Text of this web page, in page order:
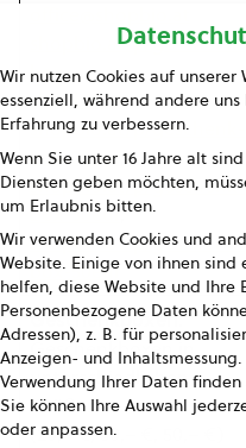
shopbio.at/p/geschenk-
box,
shopbio.at,
shopbio.at/p/geschenk-
box-20eur,
shopbio.at/p/geschenk-
box-30eur,
shopbio.at/p/geschenk-
box-50eur
Geschenkboxen:
Geschenkboxen in
unterschiedlichen
Größen
(20,– €, 30,– €, 50,– €)
Wir nutzen Cookies auf
essenziell, während andere
Erfahrung zu verbessern.
Wenn Sie unter 16 Jahre alt
Diensten geben möchten,
um Erlaubnis bitten.
Wir verwenden Cookies und
Website. Einige von ihnen sind
helfen, diese Website und Ihre
Personenbezogene Daten
Adressen), z. B. für
Anzeigen- und Inhaltsmessung.
Verwendung Ihrer Daten
Sie können Ihre Auswahl
oder anpassen.